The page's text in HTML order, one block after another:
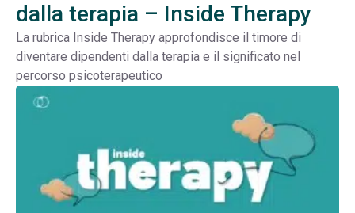
dalla terapia – Inside Therapy
La rubrica Inside Therapy approfondisce il timore di
diventare dipendenti dalla terapia e il significato nel
percorso psicoterapeutico